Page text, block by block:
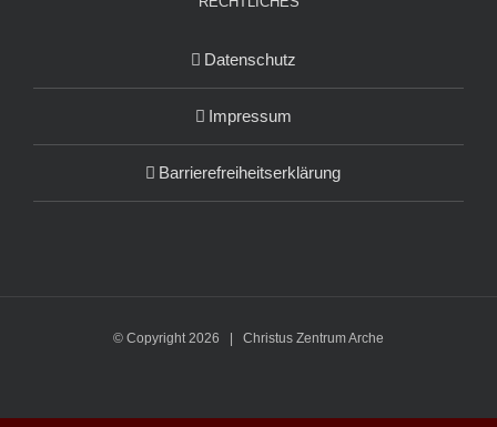
Datenschutz
Impressum
Barrierefreiheitserklärung
© Copyright2026 | Christus Zentrum Arche